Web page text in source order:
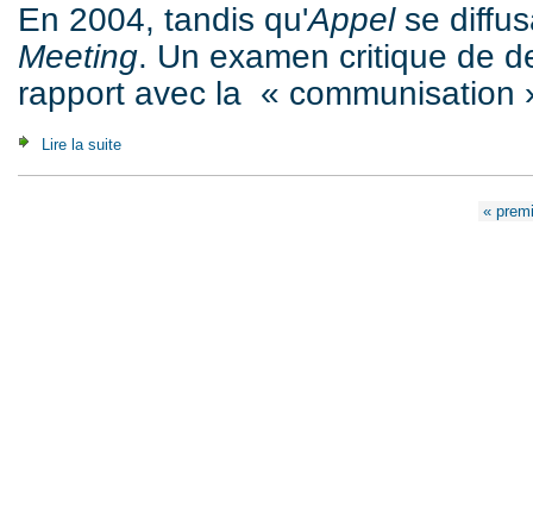
En 2004, tandis qu'Appelse
Meeting. Un examen critique de
rapport avec la « communisation
Lire la suite
«